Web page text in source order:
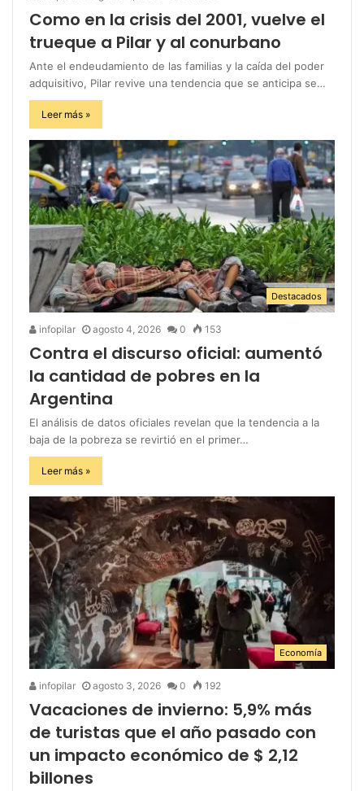
Como en la crisis del 2001, vuelve el
trueque a Pilar y al conurbano
Ante el endeudamiento de las familias y la caída del poder
adquisitivo, Pilar revive una tendencia que se anticipa se…
Leer más »
Destacados
infopilar agosto 4, 2026 0 153
Contra el discurso oficial: aumentó
la cantidad de pobres en la
Argentina
El análisis de datos oficiales revelan que la tendencia a la
baja de la pobreza se revirtió en el primer…
Leer más »
Economía
infopilar agosto 3, 2026 0 192
Vacaciones de invierno: 5,9% más
de turistas que el año pasado con
un impacto económico de $ 2,12
billones